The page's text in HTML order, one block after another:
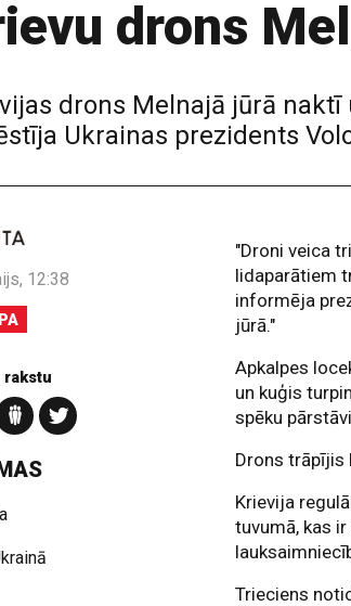
drons
drons Melnajā jūrā
Ukrainas prezidents
12:38
rakstu
"Droni veica
lidaparātiem
informēja
jūrā."
Apkalpes
un kuģis
spēku
Drons trāpījis
Krievija
tuvumā, kas
Trieciens